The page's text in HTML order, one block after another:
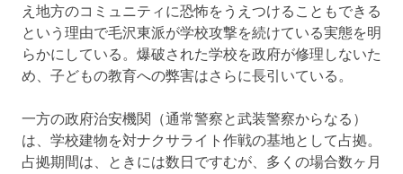
え地方のコミュニティに恐怖をうえつけることもできる
という理由で毛沢東派が学校攻撃を続けている実態を明
らかにしている。爆破された学校を政府が修理しないた
め、子どもの教育への弊害はさらに長引いている。
一方の政府治安機関（通常警察と武装警察からなる）
は、学校建物を対ナクサライト作戦の基地として占拠。
占拠期間は、ときには数日ですむが、多くの場合数ヶ月